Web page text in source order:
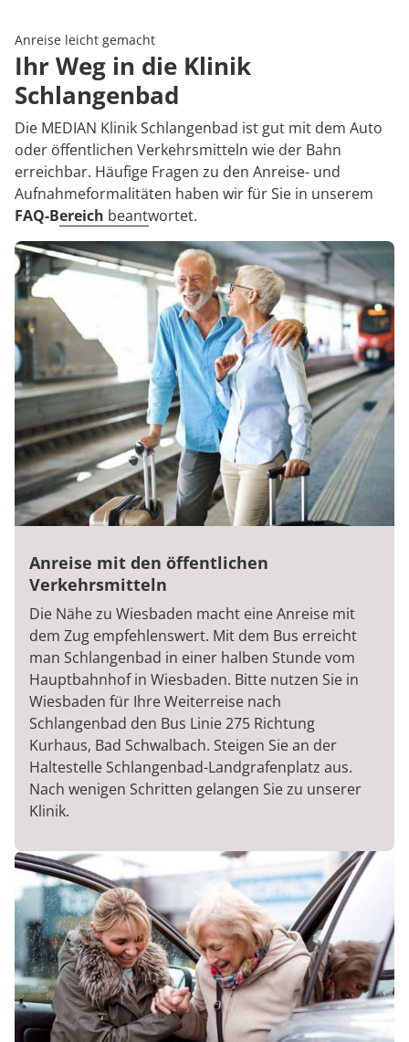
Anreise leicht gemacht
Ihr Weg in die Klinik
Schlangenbad
Die MEDIAN Klinik Schlangenbad ist gut mit dem Auto
oder öffentlichen Verkehrsmitteln wie der Bahn
erreichbar. Häufige Fragen zu den Anreise- und
Aufnahmeformalitäten haben wir für Sie in unserem
FAQ-Bereich beantwortet.
Anreise mit den öffentlichen
Verkehrsmitteln
Die Nähe zu Wiesbaden macht eine Anreise mit
dem Zug empfehlenswert. Mit dem Bus erreicht
man Schlangenbad in einer halben Stunde vom
Hauptbahnhof in Wiesbaden. Bitte nutzen Sie in
Wiesbaden für Ihre Weiterreise nach
Schlangenbad den Bus Linie 275 Richtung
Kurhaus, Bad Schwalbach. Steigen Sie an der
Haltestelle Schlangenbad-Landgrafenplatz aus.
Nach wenigen Schritten gelangen Sie zu unserer
Klinik.